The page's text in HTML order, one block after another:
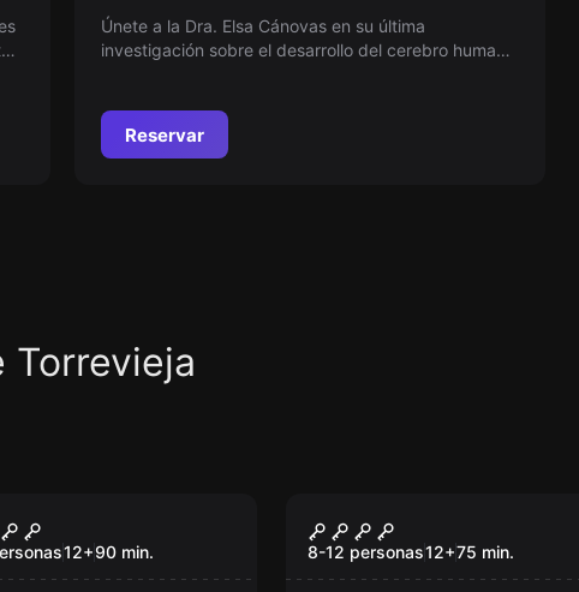
Únete a la Dra. Elsa Cánovas en su última
investigación sobre el desarrollo del cerebro humano
Reservar
Torrevieja
OCULTA
12+90 min.
Nuevo
Truco o Escapo
8-12 personas12+75 min.